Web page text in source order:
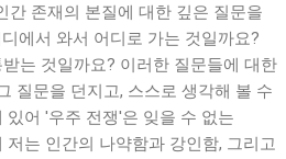
간 존재의 본질에 대한 깊은 질문을
에서 와서 어디로 가는 것일까요?
는 것일까요? 이러한 질문들에 대한
질문을 던지고, 스스로 생각해 볼 수
어 '우주 전쟁'은 잊을 수 없는
는 인간의 나약함과 강인함, 그리고